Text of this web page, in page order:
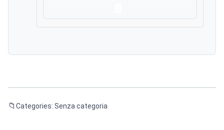
Categories: Senza categoria